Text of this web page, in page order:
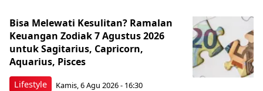
Lifestyle
Bisa Melewati Kesulitan? Ramalan
Keuangan Zodiak 7 Agustus 2026
untuk Sagitarius, Capricorn,
Aquarius, Pisces
Kamis, 6 Agu 2026 - 16:30